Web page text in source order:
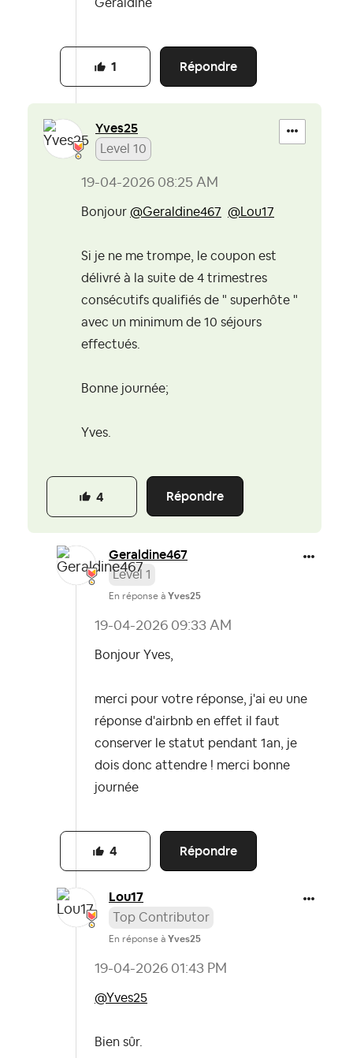
Géraldine
Répondre
1
Yves25
Level 10
‎19-04-2026 08:25 AM
Bonjour @Geraldine467 @Lou17
Si je ne me trompe, le coupon est
délivré à la suite de 4 trimestres
consécutifs qualifiés de " superhôte "
avec un minimum de 10 séjours
effectués.
Bonne journée;
Yves.
Répondre
4
Geraldine467
Level 1
En réponse à Yves25
‎19-04-2026 09:33 AM
Bonjour Yves,
merci pour votre réponse, j'ai eu une
réponse d'airbnb en effet il faut
conserver le statut pendant 1an, je
dois donc attendre ! merci bonne
journée
Répondre
4
Lou17
Top Contributor
En réponse à Yves25
‎19-04-2026 01:43 PM
@Yves25
Bien sûr.